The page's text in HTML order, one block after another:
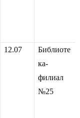
12.07
Библиоте
ка-
филиал
№25